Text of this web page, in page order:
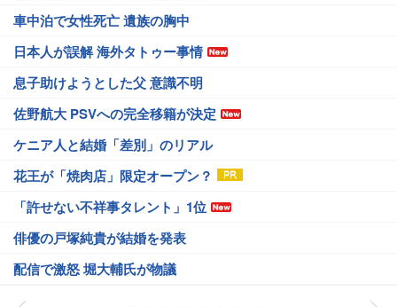
車中泊で女性死亡 遺族の胸中
日本人が誤解 海外タトゥー事情
息子助けようとした父 意識不明
佐野航大 PSVへの完全移籍が決定
ケニア人と結婚「差別」のリアル
花王が「焼肉店」限定オープン？
「許せない不祥事タレント」1位
俳優の戸塚純貴が結婚を発表
配信で激怒 堀大輔氏が物議